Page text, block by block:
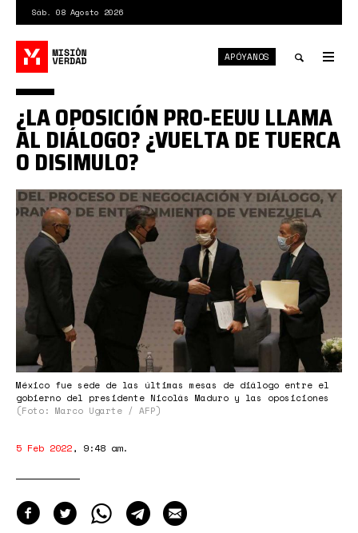
contenido
principal
Sáb. 08 Agosto 2026
search
APÓYANOS
BTJXAWTV3NE3RAYJ6TVVALIG6A.jpg
México fue sede de las últimas mesas de diálogo entre el
gobierno del presidente Nicolás Maduro y las oposiciones
(Foto: Marco Ugarte / AFP)
¿LA OPOSICIÓN PRO-EEUU LLAMA
AL DIÁLOGO? ¿VUELTA DE TUERCA
O DISIMULO?
5 Feb 2022, 9:48 am.